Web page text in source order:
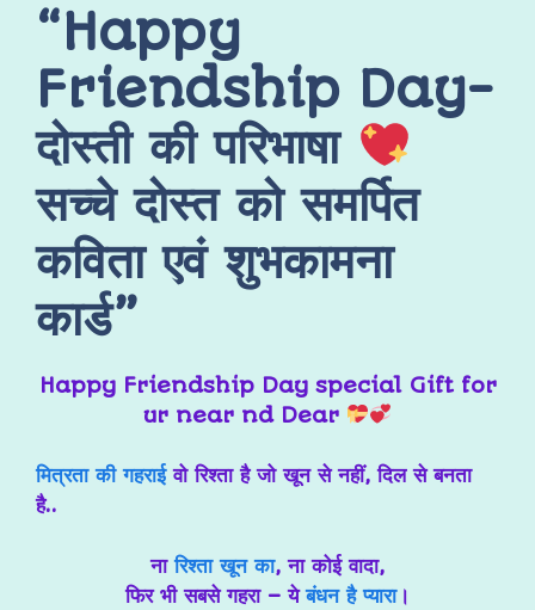
“Happy
Friendship Day-
दोस्ती की परिभाषा
सच्चे दोस्त को समर्पित
कविता एवं शुभकामना
कार्ड”
Happy Friendship Day special Gift for
ur near nd Dear
मित्रता की गहराईवो रिश्ता है जो खून से नहीं, दिल से बनता
है..
नारिश्ता खून का, ना कोई वादा,
फिर भी सबसे गहरा – येबंधन है प्यारा।